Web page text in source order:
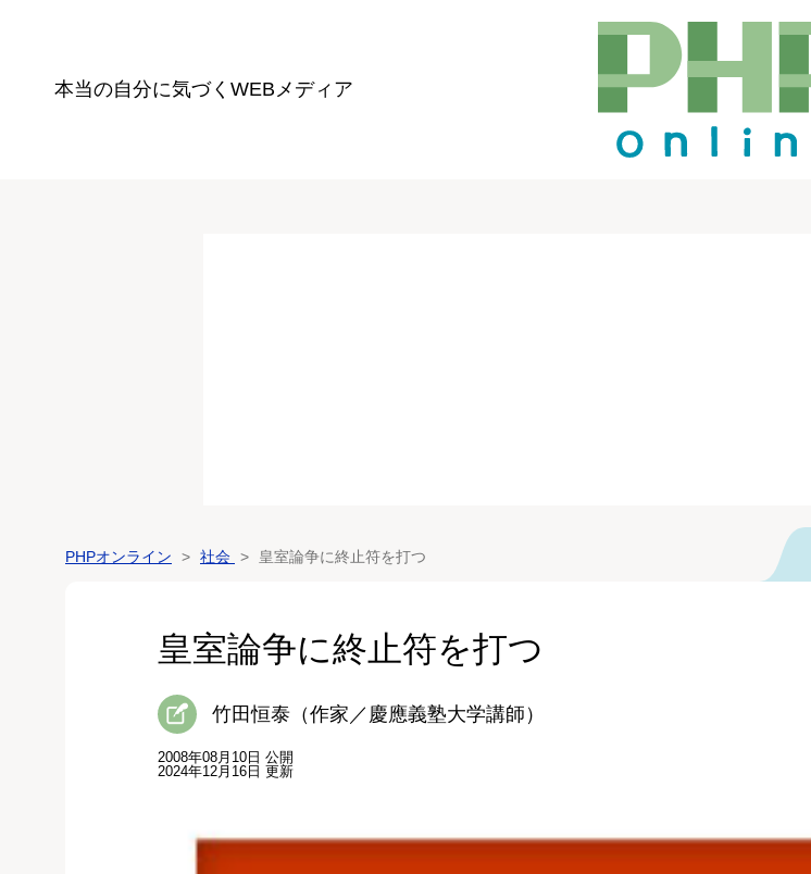
本当の自分に気づく WEBメディア
PHPオンライン 社会 皇室論争に終止符を打つ
皇室論争に終止符を打つ
竹田恒泰（作家／慶應義塾大学講師）
2008年08月10日 公開
2024年12月16日 更新